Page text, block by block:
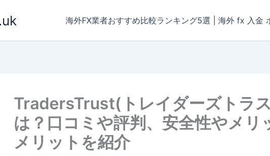
海外FX業者おすすめ比較ランキング5選 | 海外 fx 入
TradersTrust(トレイダーズトラ
は？口コミや評判、安全性やメリ
メリットを紹介